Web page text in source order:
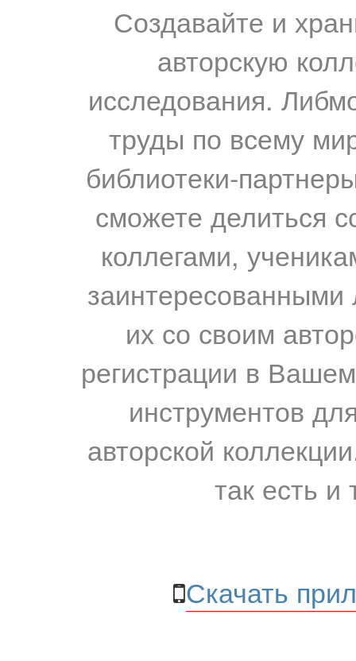
Создавайте и
авторскую
исследования.
труды по всему
библиотеки-
сможете делиться
коллегами,
их со своим
регистрации в
инструментов
авторской
так есть и
Скачать